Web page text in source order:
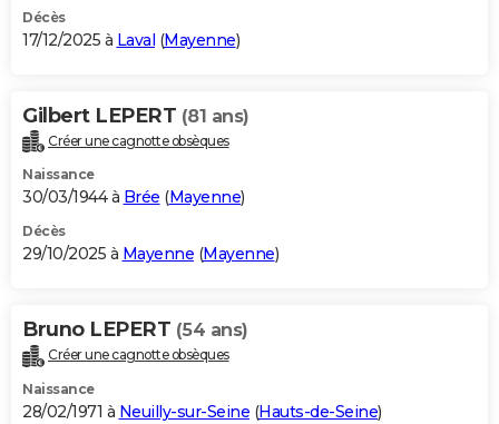
Décès
17/12/2025 à Laval (Mayenne)
Gilbert LEPERT (81 ans)
Créer une cagnotte obsèques
Naissance
30/03/1944 à Brée (Mayenne)
Décès
29/10/2025 à Mayenne (Mayenne)
Bruno LEPERT (54 ans)
Créer une cagnotte obsèques
Naissance
28/02/1971 à Neuilly-sur-Seine (Hauts-de-Seine)